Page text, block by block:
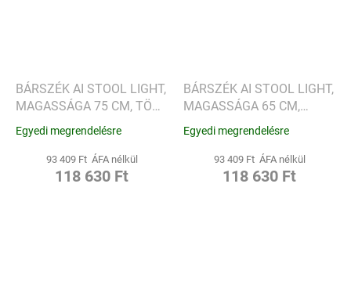
BÁRSZÉK AI STOOL LIGHT,
MAGASSÁGA 75 CM, TÖBB
SZÍNBEN - KARTELL
Egyedi megrendelésre
93 409 Ft ÁFA nélkül
118 630 Ft
BÁRSZÉK AI STOOL LIGHT,
MAGASSÁGA 65 CM,
FEKETE - KARTELL
Egyedi megrendelésre
93 409 Ft ÁFA nélkül
118 630 Ft